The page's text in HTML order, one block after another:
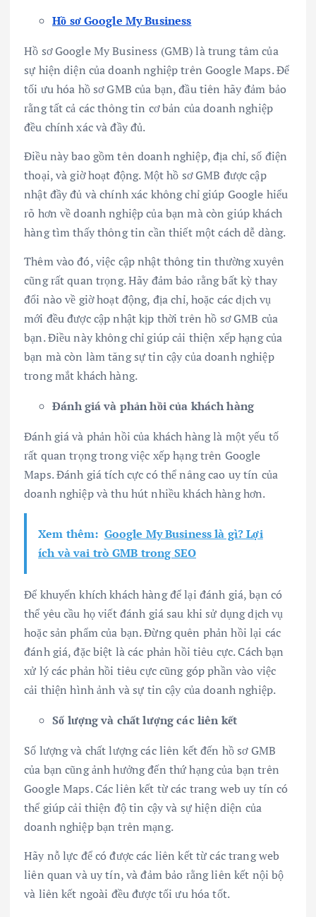
Hồ sơ Google My Business
Hồ sơ Google My Business (GMB) là trung tâm của
sự hiện diện của doanh nghiệp trên Google Maps. Để
tối ưu hóa hồ sơ GMB của bạn, đầu tiên hãy đảm bảo
rằng tất cả các thông tin cơ bản của doanh nghiệp
đều chính xác và đầy đủ.
Điều này bao gồm tên doanh nghiệp, địa chỉ, số điện
thoại, và giờ hoạt động. Một hồ sơ GMB được cập
nhật đầy đủ và chính xác không chỉ giúp Google hiểu
rõ hơn về doanh nghiệp của bạn mà còn giúp khách
hàng tìm thấy thông tin cần thiết một cách dễ dàng.
Thêm vào đó, việc cập nhật thông tin thường xuyên
cũng rất quan trọng. Hãy đảm bảo rằng bất kỳ thay
đổi nào về giờ hoạt động, địa chỉ, hoặc các dịch vụ
mới đều được cập nhật kịp thời trên hồ sơ GMB của
bạn. Điều này không chỉ giúp cải thiện xếp hạng của
bạn mà còn làm tăng sự tin cậy của doanh nghiệp
trong mắt khách hàng.
Đánh giá và phản hồi của khách hàng
Đánh giá và phản hồi của khách hàng là một yếu tố
rất quan trọng trong việc xếp hạng trên Google
Maps. Đánh giá tích cực có thể nâng cao uy tín của
doanh nghiệp và thu hút nhiều khách hàng hơn.
Xem thêm: Google My Business là gì? Lợi
ích và vai trò GMB trong SEO
Để khuyến khích khách hàng để lại đánh giá, bạn có
thể yêu cầu họ viết đánh giá sau khi sử dụng dịch vụ
hoặc sản phẩm của bạn. Đừng quên phản hồi lại các
đánh giá, đặc biệt là các phản hồi tiêu cực. Cách bạn
xử lý các phản hồi tiêu cực cũng góp phần vào việc
cải thiện hình ảnh và sự tin cậy của doanh nghiệp.
Số lượng và chất lượng các liên kết
Số lượng và chất lượng các liên kết đến hồ sơ GMB
của bạn cũng ảnh hưởng đến thứ hạng của bạn trên
Google Maps. Các liên kết từ các trang web uy tín có
thể giúp cải thiện độ tin cậy và sự hiện diện của
doanh nghiệp bạn trên mạng.
Hãy nỗ lực để có được các liên kết từ các trang web
liên quan và uy tín, và đảm bảo rằng liên kết nội bộ
và liên kết ngoài đều được tối ưu hóa tốt.